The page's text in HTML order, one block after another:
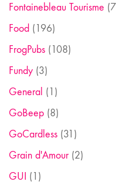
Fontainebleau Tourisme
Food (196)
FrogPubs (108)
Fundy (3)
General (1)
GoBeep (8)
GoCardless (31)
Grain d'Amour(2)
GUI (1)